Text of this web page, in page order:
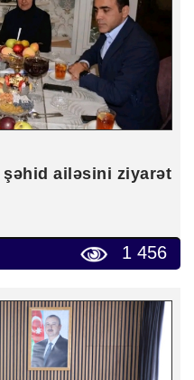
şəhid ailəsini ziyarət
1 456